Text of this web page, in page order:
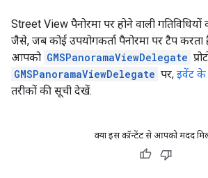
Street View पैनोरमा पर होने वाली
जैसे, जब कोई उपयोगकर्ता पैनोरमा पर टैप
आपको GMSPanoramaViewDelegate
GMSPanoramaViewDelegate पर, इवेंट के
तरीकों की सूची देखें.
क्या इस कॉन्टेंट से आपको मदद